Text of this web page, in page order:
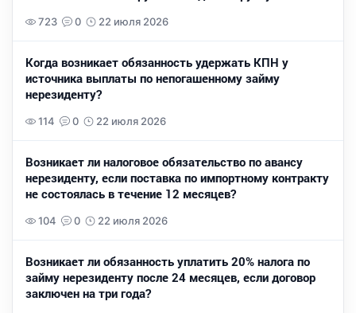
723 0 22 июля 2026
Когда возникает обязанность удержать КПН у
источника выплаты по непогашенному займу
нерезиденту?
114 0 22 июля 2026
Возникает ли налоговое обязательство по авансу
нерезиденту, если поставка по импортному контракту
не состоялась в течение 12 месяцев?
104 0 22 июля 2026
Возникает ли обязанность уплатить 20% налога по
займу нерезиденту после 24 месяцев, если договор
заключен на три года?